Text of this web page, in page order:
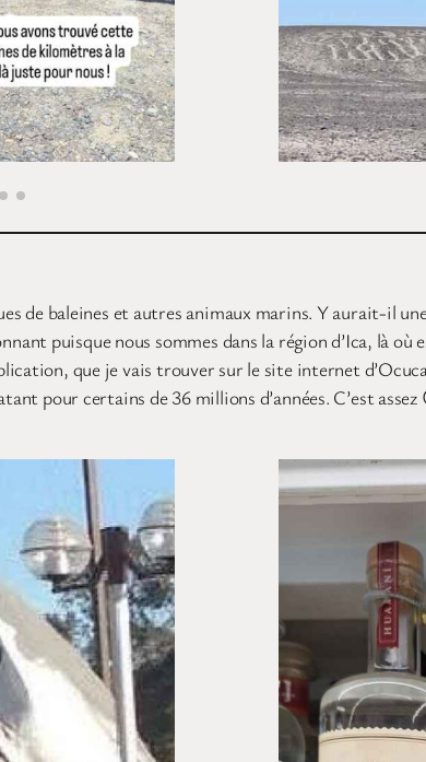
de baleines et autres animaux marins. Y aurait-il
puisque nous sommes dans la région d’Ica, là
que je vais trouver sur le site internet
pour certains de 36 millions d’années. C’est